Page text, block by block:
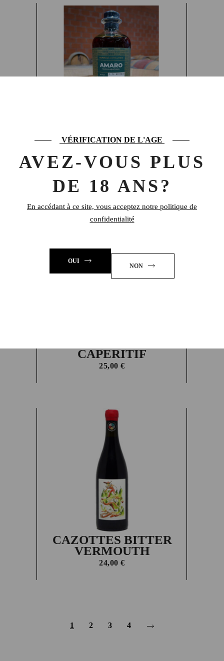
VÉRIFICATION DE L'AGE
AVEZ-VOUS PLUS
DE 18 ANS?
En accédant à ce site, vous acceptez notre politique de
confidentialité
OUI
NON
BORDEAUX
DISTILLING CO.
AMARO NUOVA
AQUITANIA
34,00 €
CAPERITIF
25,00€
CAZOTTES BITTER
VERMOUTH
24,00€
1 2 3 4